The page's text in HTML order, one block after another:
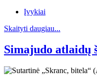
Įvykiai
Skaityti daugiau...
Simajudo atlaidų